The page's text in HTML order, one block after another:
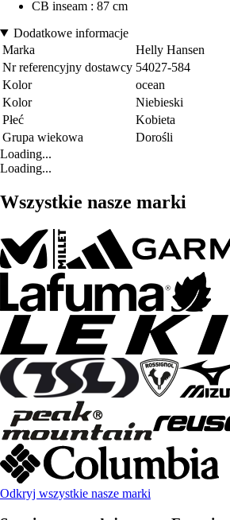
CB inseam : 87 cm
Dodatkowe informacje
Marka
Helly Hansen
Nr referencyjny dostawcy 54027-584
Kolor
ocean
Kolor
Niebieski
Płeć
Kobieta
Grupa wiekowa
Dorośli
Loading...
Loading...
Wszystkie nasze marki
Odkryj wszystkie nasze marki